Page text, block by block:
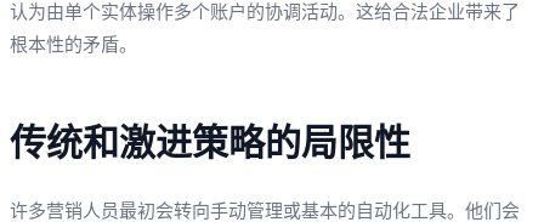
认为由单个实体操作多个账户的协调活动。这给合法企业带来了
根本性的矛盾。
传统和激进策略的局限性
许多营销人员最初会转向手动管理或基本的自动化工具。他们会